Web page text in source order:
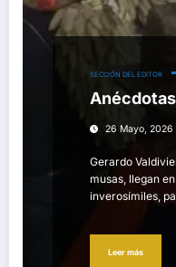
SECCIÓN DEL EDITOR
Anécdotas
26 Mayo, 2026
Gerardo
musas, llegan
inverosímiles,
Leer más